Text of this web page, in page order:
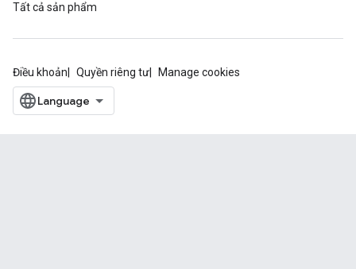
Tất cả sản phẩm
Điều khoản Quyền riêng tư Manage cookies